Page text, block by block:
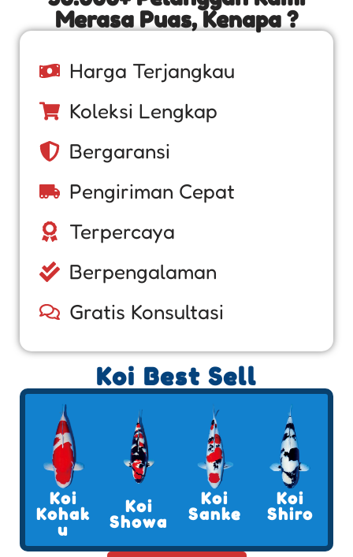
Merasa Puas, Kenapa ?
Harga Terjangkau
Koleksi Lengkap
Bergaransi
Pengiriman Cepat
Terpercaya
Berpengalaman
Gratis Konsultasi
Koi Best Sell
Koi
Kohak
u
Koi
Showa
Koi
Sanke
Koi
Shiro